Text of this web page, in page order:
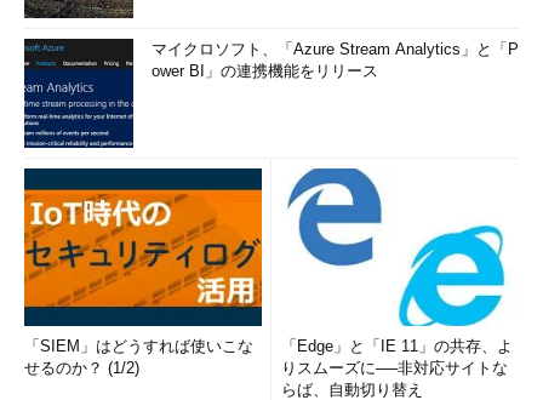
マイクロソフト、「Azure Stream Analytics」と「P
ower BI」の連携機能をリリース
「SIEM」はどうすれば使いこな
せるのか？ (1/2)
「Edge」と「IE 11」の共存、よ
りスムーズに──非対応サイトな
らば、自動切り替え